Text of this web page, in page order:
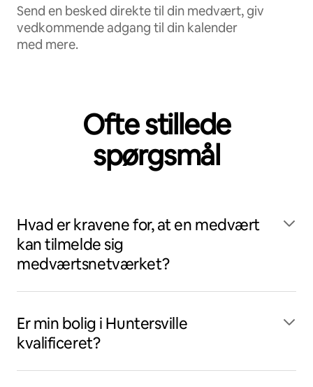
Send en besked direkte til din medvært, giv
vedkommende adgang til din kalender
med mere.
Ofte stillede
spørgsmål
Hvad er kravene for, at en medvært
kan tilmelde sig
medværtsnetværket?
Er min bolig i Huntersville
kvalificeret?